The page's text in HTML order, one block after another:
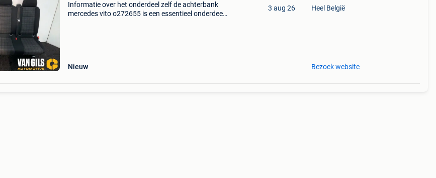
Informatie over het onderdeel zelf de achterbank
mercedes vito o272655 is een essentieel onderdeel
Nieuw
3 aug 26 Heel België
Bezoek website